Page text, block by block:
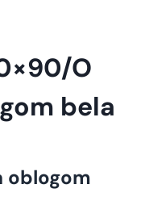
O
bela
oblogom